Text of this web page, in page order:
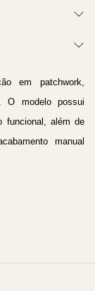
em patchwork,
O modelo possui
funcional, além de
manual